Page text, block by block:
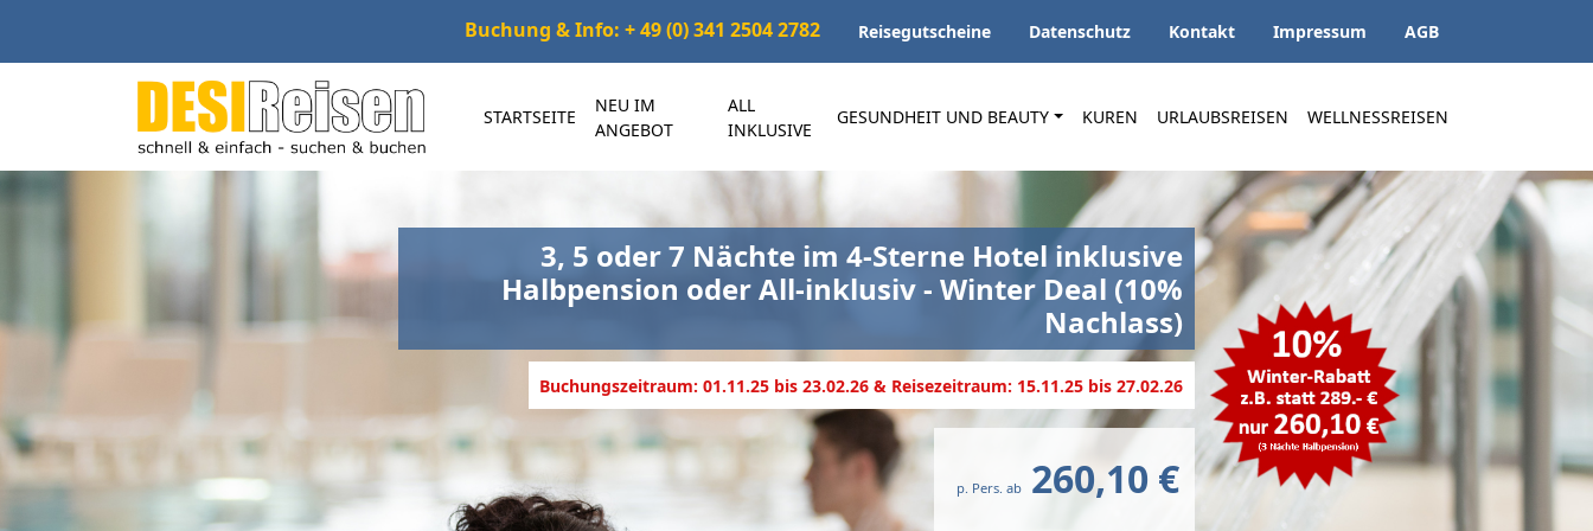
Buchung & Info: + 49 (0) 341 2504 2782 Reisegutscheine Datenschutz Kontakt Impressum AGB
STARTSEITE
NEU IM
ANGEBOT
ALL
INKLUSIVE
GESUNDHEIT UND BEAUTY KUREN URLAUBSREISEN WELLNESSREISEN
3, 5 oder 7 Nächte im 4-Sterne Hotel inklusive
Halbpension oder All-inklusiv - Winter Deal (10%
Nachlass)
Buchungszeitraum: 01.11.25 bis 23.02.26 & Reisezeitraum: 15.11.25 bis 27.02.26
p. Pers. ab 260,10 €